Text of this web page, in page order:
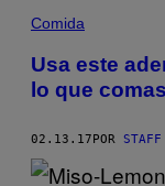
Comida
Usa este
lo que comas
02.13.17 POR